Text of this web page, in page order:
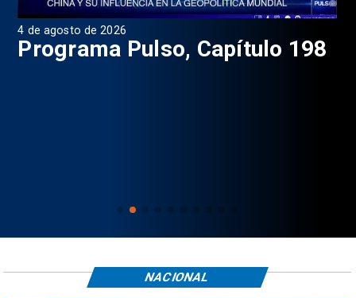
4 de agosto de 2026
Programa Pulso, Capítulo 198
NACIONAL